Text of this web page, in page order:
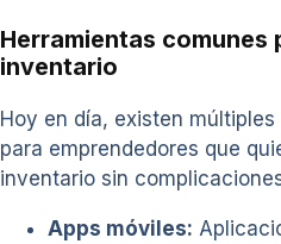
Herramientas comunes
inventario
Hoy en día, existen
para emprendedores que
inventario sin
Apps móviles: